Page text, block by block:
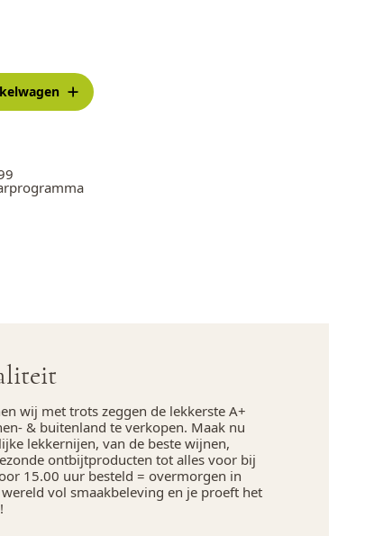
wij met trots zeggen de lekkerste A+
& buitenland te verkopen. Maak nu
lekkernijen, van de beste wijnen,
ontbijtproducten tot alles voor bij
15.00 uur besteld = overmorgen in
vol smaakbeleving en je proeft het